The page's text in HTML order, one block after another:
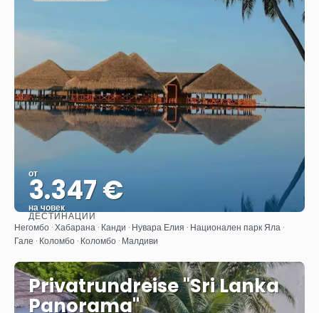
от
3.347 €
на човек
Вижте
ДЕСТИНАЦИИ
Негомбо · Хабарана · Канди · Нувара Елия · Национален парк Яла ·
Гале · Коломбо · Коломбо · Малдиви
Privatrundreise "Sri Lanka
Panorama"